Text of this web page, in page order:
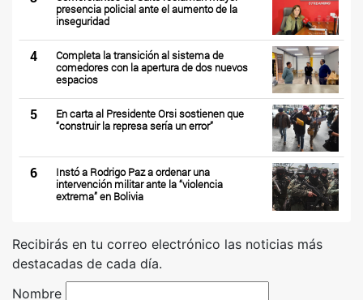
presencia policial ante el aumento de la
inseguridad
4
Completa la transición al sistema de
comedores con la apertura de dos nuevos
espacios
5
En carta al Presidente Orsi sostienen que
“construir la represa sería un error”
6
Instó a Rodrigo Paz a ordenar una
intervención militar ante la “violencia
extrema” en Bolivia
Recibirás en tu correo electrónico las noticias más
destacadas de cada día.
Nombre